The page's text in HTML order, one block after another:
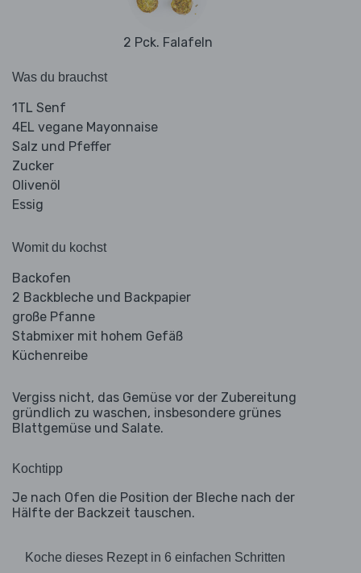
2 Pck. Falafeln
Was du brauchst
1TL Senf
4EL vegane Mayonnaise
Salz und Pfeffer
Zucker
Olivenöl
Essig
Womit du kochst
Backofen
2 Backbleche und Backpapier
große Pfanne
Stabmixer mit hohem Gefäß
Küchenreibe
Vergiss nicht, das Gemüse vor der Zubereitung
gründlich zu waschen, insbesondere grünes
Blattgemüse und Salate.
Kochtipp
Je nach Ofen die Position der Bleche nach der
Hälfte der Backzeit tauschen.
Koche dieses Rezept in 6 einfachen Schritten